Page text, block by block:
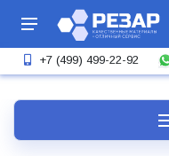
+7 (499) 499-22-92